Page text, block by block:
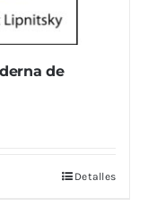
de
Detalles